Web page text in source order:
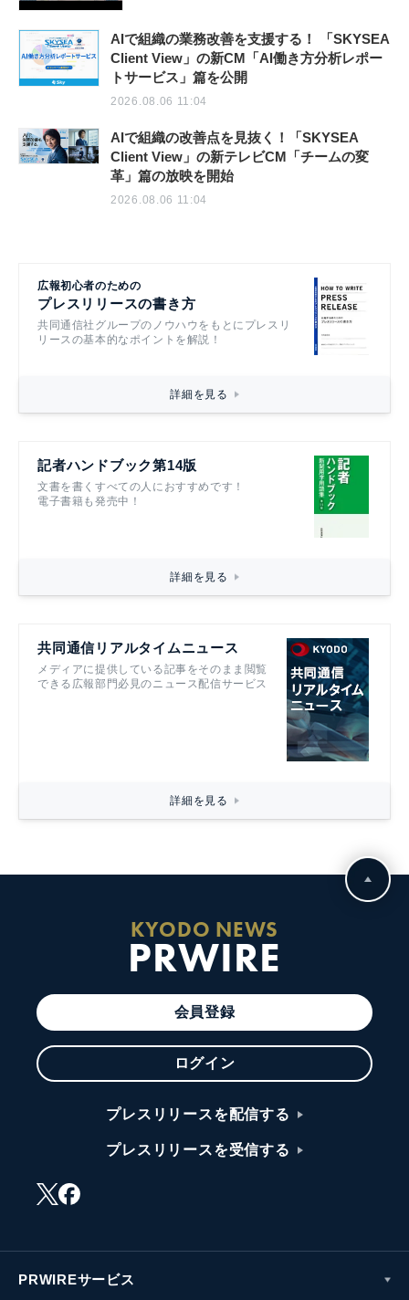
AIで組織の業務改善を支援する！ 「SKYSEA
Client View」の新CM「AI働き方分析レポー
トサービス」篇を公開
2026.08.06 11:04
AIで組織の改善点を見抜く！「SKYSEA
Client View」の新テレビCM「チームの変
革」篇の放映を開始
2026.08.06 11:04
広報初心者のための
プレスリリースの書き方
共同通信社グループのノウハウをもとにプレスリ
リースの基本的なポイントを解説！
詳細を見る
記者ハンドブック第14版
文書を書くすべての人におすすめです！
電子書籍も発売中！
詳細を見る
共同通信リアルタイムニュース
メディアに提供している記事をそのまま閲覧
できる広報部門必見のニュース配信サービス
詳細を見る
KYODO NEWS
PRWIRE
会員登録
ログイン
プレスリリースを配信する
プレスリリースを受信する
PRWIREサービス